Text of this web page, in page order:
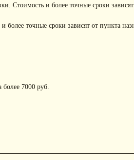
Стоимость и более точные сроки
точные сроки зависят от пункта
более 7000 руб.